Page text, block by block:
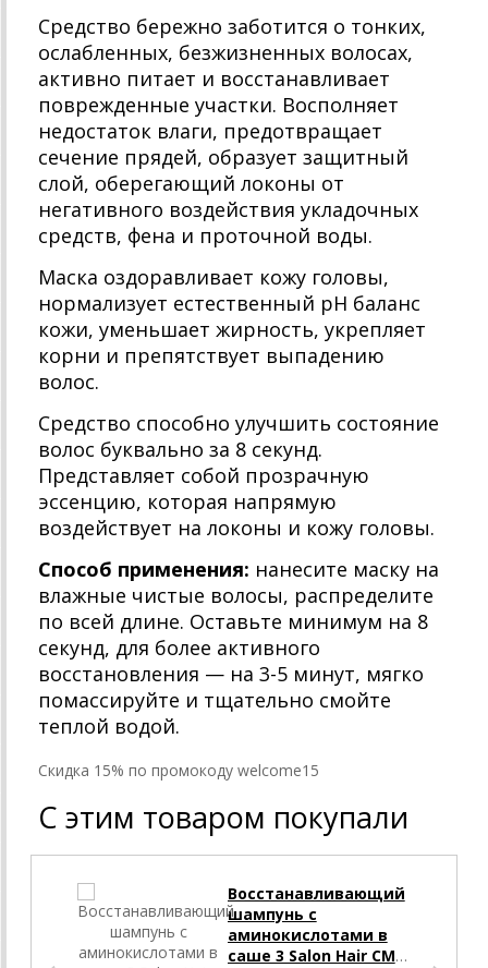
Средство бережно заботится о тонких,
ослабленных, безжизненных волосах,
активно питает и восстанавливает
поврежденные участки. Восполняет
недостаток влаги, предотвращает
сечение прядей, образует защитный
слой, оберегающий локоны от
негативного воздействия укладочных
средств, фена и проточной воды.
Маска оздоравливает кожу головы,
нормализует естественный рН баланс
кожи, уменьшает жирность, укрепляет
корни и препятствует выпадению
волос.
Средство способно улучшить состояние
волос буквально за 8 секунд.
Представляет собой прозрачную
эссенцию, которая напрямую
воздействует на локоны и кожу головы.
Способ применения: нанесите маску на
влажные чистые волосы, распределите
по всей длине. Оставьте минимум на 8
секунд, для более активного
восстановления — на 3-5 минут, мягко
помассируйте и тщательно смойте
теплой водой.
Cкидка 15% по промокоду welcome15
С этим товаром покупали
Восстанавливающий
шампунь с
аминокислотами в
саше 3 Salon Hair CMC